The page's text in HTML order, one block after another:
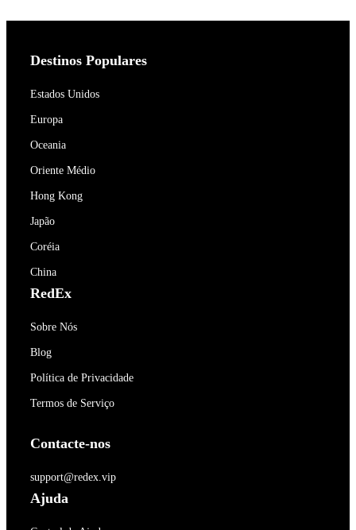
Destinos Populares
Estados Unidos
Europa
Oceania
Oriente Médio
Hong Kong
Japão
Coréia
China
RedEx
Sobre Nós
Blog
Política de Privacidade
Termos de Serviço
Contacte-nos
support@redex.vip
Ajuda